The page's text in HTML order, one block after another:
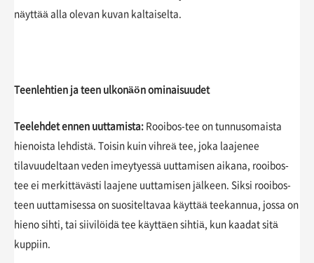
näyttää alla olevan kuvan kaltaiselta.
Teenlehtien ja teen ulkonäön ominaisuudet
Teelehdet ennen uuttamista: Rooibos-tee on tunnusomaista
hienoista lehdistä. Toisin kuin vihreä tee, joka laajenee
tilavuudeltaan veden imeytyessä uuttamisen aikana, rooibos-
tee ei merkittävästi laajene uuttamisen jälkeen. Siksi rooibos-
teen uuttamisessa on suositeltavaa käyttää teekannua, jossa on
hieno sihti, tai siivilöidä tee käyttäen sihtiä, kun kaadat sitä
kuppiin.